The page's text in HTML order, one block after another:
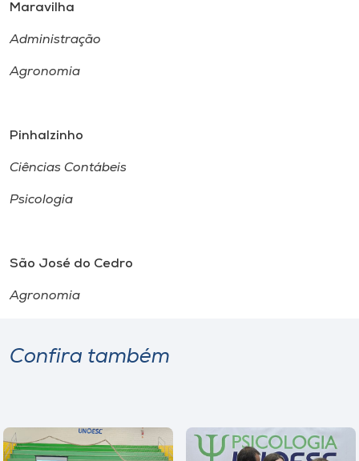
Maravilha
Administração
Agronomia
Pinhalzinho
Ciências Contábeis
Psicologia
São José do Cedro
Agronomia
Confira também